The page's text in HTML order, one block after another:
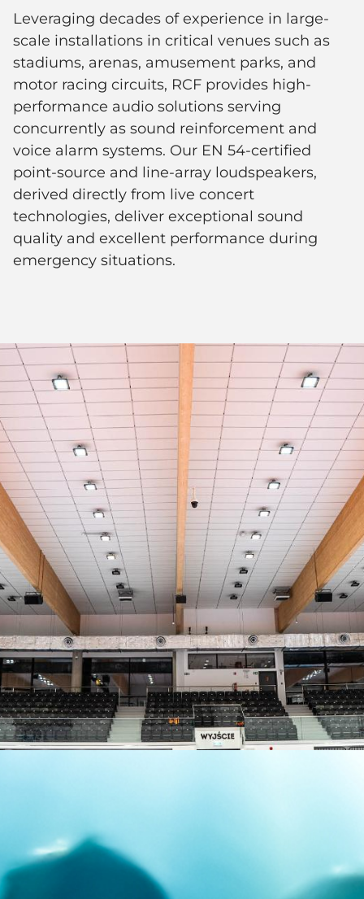
Leveraging decades of experience in large-
scale installations in critical venues such as
stadiums, arenas, amusement parks, and
motor racing circuits, RCF provides high-
performance audio solutions serving
concurrently as sound reinforcement and
voice alarm systems. Our EN 54-certified
point-source and line-array loudspeakers,
derived directly from live concert
technologies, deliver exceptional sound
quality and excellent performance during
emergency situations.